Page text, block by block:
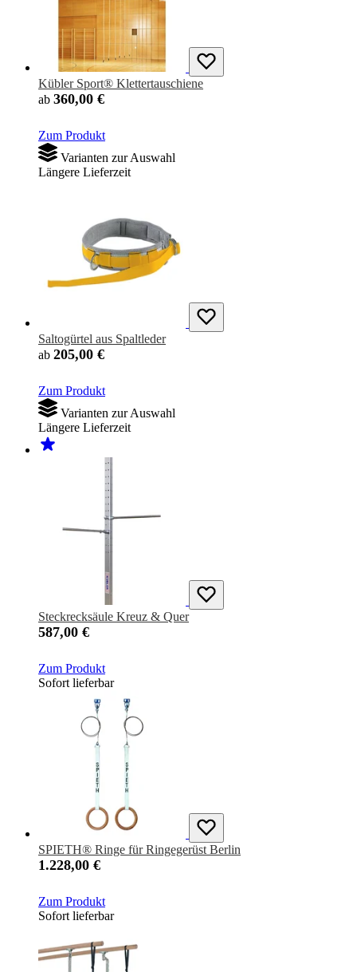
Kübler Sport® Klettertauschiene
ab 360,00 €
Zum Produkt
Varianten zur Auswahl
Längere Lieferzeit
Saltogürtel aus Spaltleder
ab 205,00 €
Zum Produkt
Varianten zur Auswahl
Längere Lieferzeit
Steckrecksäule Kreuz & Quer
587,00 €
Zum Produkt
Sofort lieferbar
SPIETH® Ringe für Ringegerüst Berlin
1.228,00 €
Zum Produkt
Sofort lieferbar